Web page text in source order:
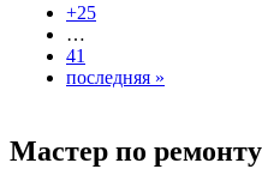
+25
…
41
последняя »
Мастер по